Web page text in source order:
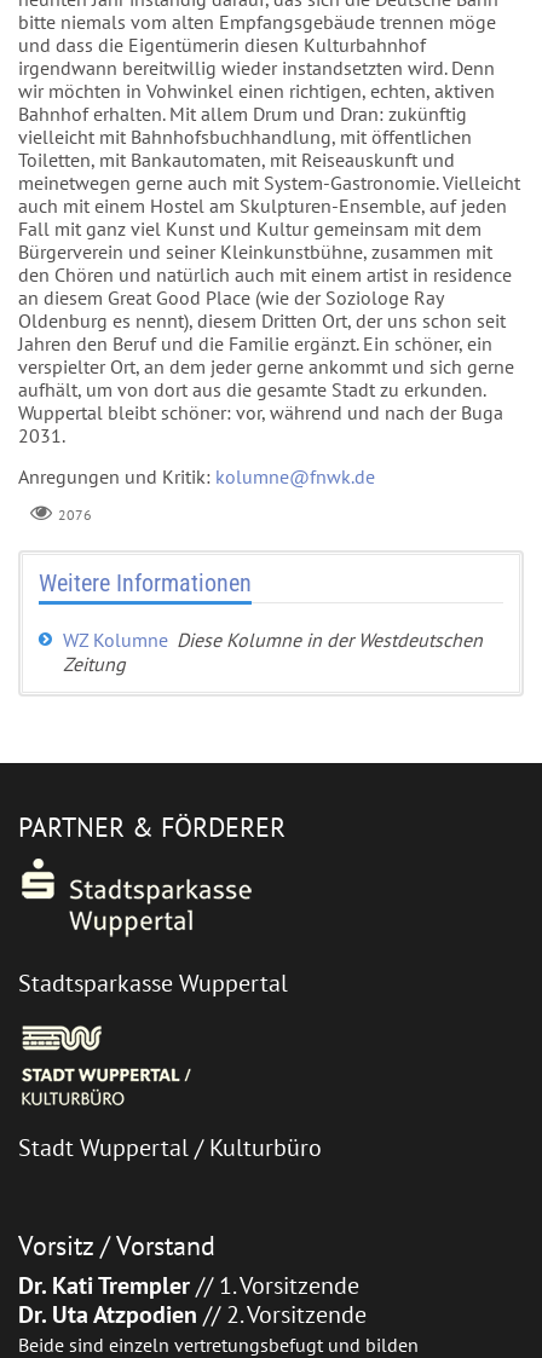
bitte niemals vom alten Empfangsgebäude trennen möge
und dass die Eigentümerin diesen Kulturbahnhof
irgendwann bereitwillig wieder instandsetzten wird. Denn
wir möchten in Vohwinkel einen richtigen, echten, aktiven
Bahnhof erhalten. Mit allem Drum und Dran: zukünftig
vielleicht mit Bahnhofsbuchhandlung, mit öffentlichen
Toiletten, mit Bankautomaten, mit Reiseauskunft und
meinetwegen gerne auch mit System-Gastronomie. Vielleicht
auch mit einem Hostel am Skulpturen-Ensemble, auf jeden
Fall mit ganz viel Kunst und Kultur gemeinsam mit dem
Bürgerverein und seiner Kleinkunstbühne, zusammen mit
den Chören und natürlich auch mit einem artist in residence
an diesem Great Good Place (wie der Soziologe Ray
Oldenburg es nennt), diesem Dritten Ort, der uns schon seit
Jahren den Beruf und die Familie ergänzt. Ein schöner, ein
verspielter Ort, an dem jeder gerne ankommt und sich gerne
aufhält, um von dort aus die gesamte Stadt zu erkunden.
Wuppertal bleibt schöner: vor, während und nach der Buga
2031.
Anregungen und Kritik: kolumne@fnwk.de
2076
Weitere Informationen
WZ Kolumne Diese Kolumne in der Westdeutschen
Zeitung
PARTNER & FÖRDERER
Stadtsparkasse Wuppertal
Stadt Wuppertal / Kulturbüro
Vorsitz / Vorstand
Dr. Kati Trempler// 1. Vorsitzende
Dr. Uta Atzpodien // 2. Vorsitzende
Beide sind einzeln vertretungsbefugt und bilden